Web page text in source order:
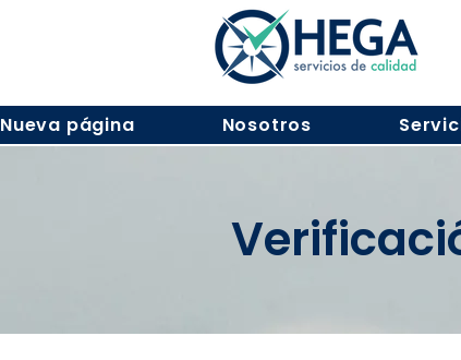
Nueva página Nosotros